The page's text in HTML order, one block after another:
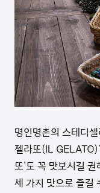
명인명촌의 스테디
젤라또(IL
또'도 꼭 맛보시길 권
세 가지 맛으로 즐길